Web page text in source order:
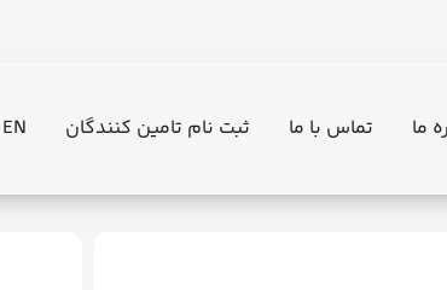
ما تماس با ما ثبت نام تامین کنندگان EN